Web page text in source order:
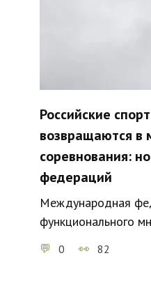
Российские
возвращаются
соревнования:
федераций
Международная
функционального
0 82